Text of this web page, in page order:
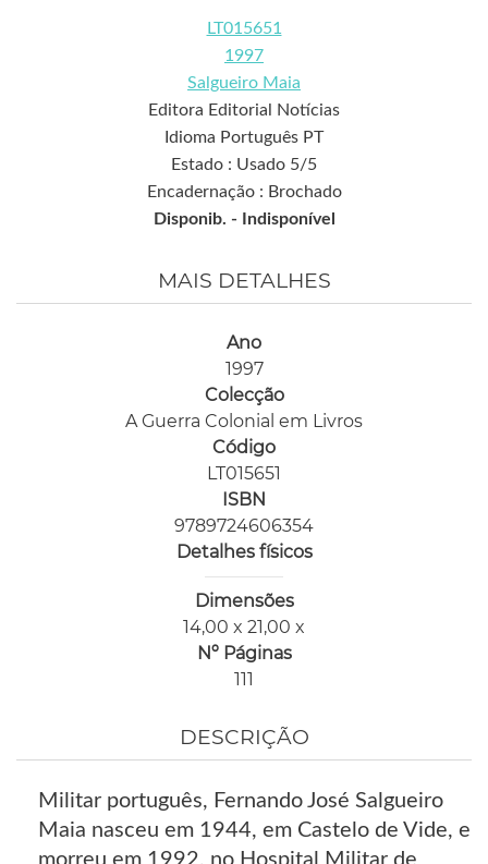
LT015651
1997
Salgueiro Maia
Editora Editorial Notícias
Idioma Português PT
Estado : Usado 5/5
Encadernação : Brochado
Disponib. -
Indisponível
MAIS DETALHES
Ano
1997
Colecção
A Guerra Colonial em Livros
Código
LT015651
ISBN
9789724606354
Detalhes físicos
Dimensões
14,00 x 21,00 x
Nº Páginas
111
DESCRIÇÃO
Militar português, Fernando José Salgueiro
Maia nasceu em 1944, em Castelo de Vide, e
morreu em 1992, no Hospital Militar de